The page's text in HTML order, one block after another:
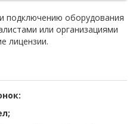
подключению оборудования
или организациями
лицензии.